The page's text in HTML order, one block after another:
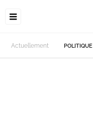
Actuellement POLITIQUE